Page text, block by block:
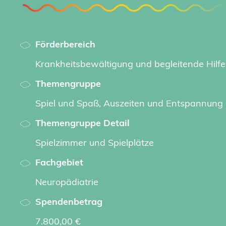
Förderbereich
Krankheitsbewältigung und begleitende
Themengruppe
Spiel und Spaß, Auszeiten und Entspannung
Themengruppe Detail
Spielzimmer und Spielplätze
Fachgebiet
Neuropädiatrie
Spendenbetrag
7.800,00 €